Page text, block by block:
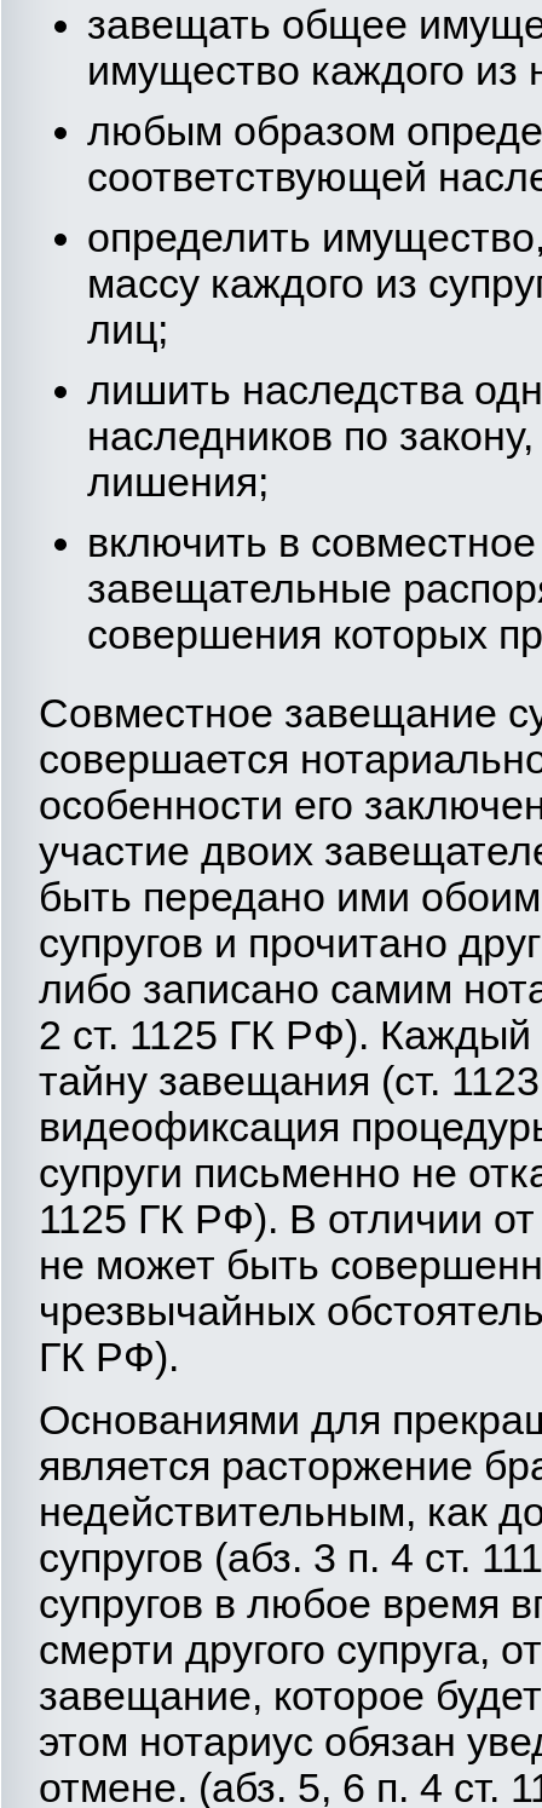
завещать общее
имущество каждого
любым образом
соответствующей
определить
массу каждого из
лиц;
лишить наследства
наследников по
лишения;
включить в
завещательные
совершения которых
Совместное завещание
совершается
особенности его
участие двоих
быть передано ими
супругов и прочитано
либо записано самим
2 ст. 1125 ГК РФ). Каждый
тайну завещания (ст.
видеофиксация
супруги письменно не
1125 ГК РФ). В отличии
не может быть
чрезвычайных
ГК РФ).
Основаниями для
является расторжение
недействительным, как
супругов (абз. 3 п. 4 ст.
супругов в любое время
смерти другого супруга,
завещание, которое
этом нотариус обязан
отмене. (абз. 5, 6 п. 4 ст.